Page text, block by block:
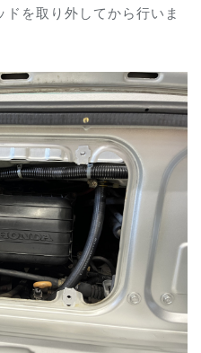
を取り外してから行いま